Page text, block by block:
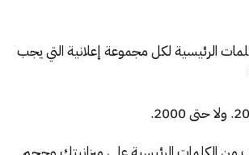
الرئيسية لكل مجموعة إعلانية التي يجب